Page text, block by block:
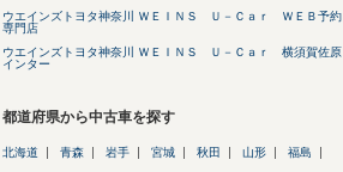
ウエインズトヨタ神奈川 ＷＥＩＮＳ Ｕ－Ｃａｒ ＷＥＢ予約
専門店
ウエインズトヨタ神奈川 ＷＥＩＮＳ Ｕ－Ｃａｒ 横須賀佐原
インター
都道府県から中古車を探す
北海道 青森 岩手 宮城 秋田 山形 福島